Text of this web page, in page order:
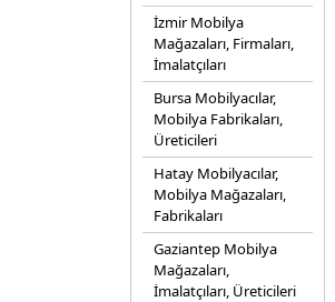
İzmir Mobilya
Mağazaları, Firmaları,
İmalatçıları
Bursa Mobilyacılar,
Mobilya Fabrikaları,
Üreticileri
Hatay Mobilyacılar,
Mobilya Mağazaları,
Fabrikaları
Gaziantep Mobilya
Mağazaları,
İmalatçıları, Üreticileri